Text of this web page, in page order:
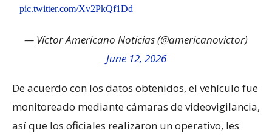
pic.twitter.com/Xv2PkQf1Dd
— Víctor Americano Noticias (@americanovictor)
June 12, 2026
De acuerdo con los datos obtenidos, el vehículo fue
monitoreado mediante cámaras de videovigilancia,
así que los oficiales realizaron un operativo, les